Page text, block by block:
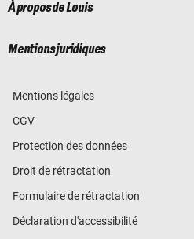
À propos de Louis
Mentions juridiques
Mentions légales
CGV
Protection des données
Droit de rétractation
Formulaire de rétractation
Déclaration d'accessibilité